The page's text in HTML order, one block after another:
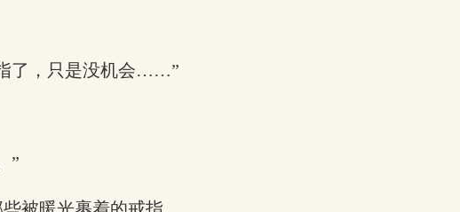
了，只是没机会……”
”